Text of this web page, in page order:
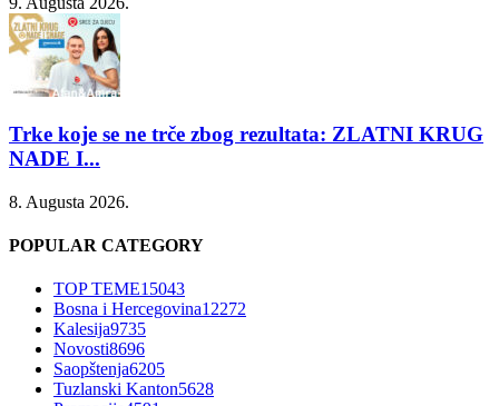
Trke koje se ne trče zbog rezultata: ZLATNI KRUG
NADE I...
8. Augusta 2026.
POPULAR CATEGORY
TOP TEME15043
Bosna i Hercegovina12272
Kalesija9735
Novosti8696
Saopštenja6205
Tuzlanski Kanton5628